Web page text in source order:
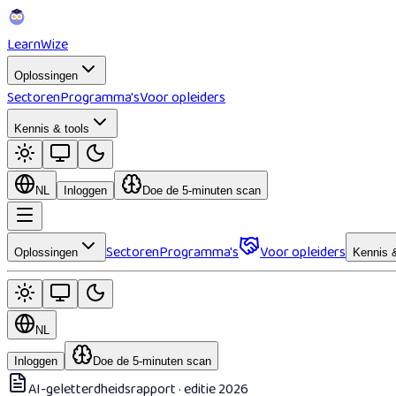
LearnWize
Oplossingen
SectorenProgramma'sVoor opleiders
Kennis & tools
NL Inloggen Doe de 5-minuten scan
Oplossingen SectorenProgramma's Voor opleiders Kennis
NL
Inloggen Doe de 5-minuten scan
AI-geletterdheidsrapport · editie 2026